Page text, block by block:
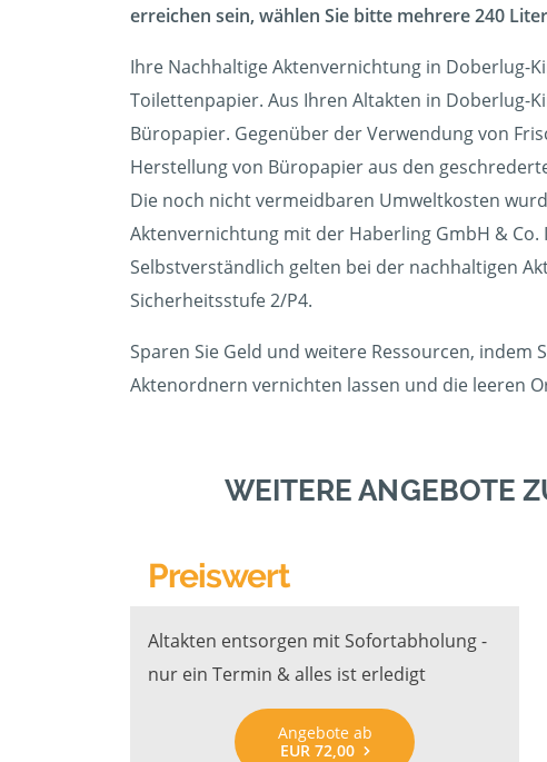
erreichen sein, wählen Sie bitte mehrere 240
Ihre Nachhaltige Aktenvernichtung in Doberlug-
Toilettenpapier. Aus Ihren Altakten in Doberlug-
Büropapier. Gegenüber der Verwendung von
Herstellung von Büropapier aus den
Die noch nicht vermeidbaren Umweltkosten
Aktenvernichtung mit der Haberling GmbH & Co.
Selbstverständlich gelten bei der nachhaltigen
Sicherheitsstufe 2/P4.
Sparen Sie Geld und weitere Ressourcen,
Aktenordnern vernichten lassen und die leeren
WEITERE ANGEBOTE
Preiswert
Altakten entsorgen mit Sofortabholung -
nur ein Termin & alles ist erledigt
Angebote ab
EUR 72,00